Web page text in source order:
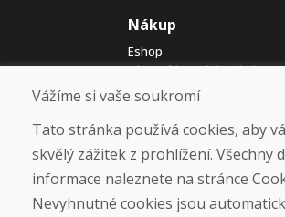
Nákup
Eshop
Jak posíláme elektrokola
Obchodní podmínky
Doprava
Platba
Vrácení a výměna zboží
Ochrana osobních údajů
Cookies
Vážíme si vaše soukromí
Tato stránka používá cookies, aby
skvělý zážitek z prohlížení. Všechny
informace naleznete na stránce
Nevyhnutné cookies jsou